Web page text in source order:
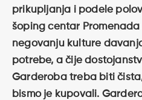
prikupljanja i podele
šoping centar
negovanju kulture
potrebe, a čije
Garderoba treba biti
bismo je kupovali.